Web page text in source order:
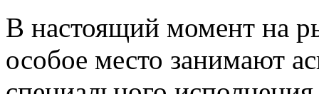
В настоящий момент на
особое место занимают